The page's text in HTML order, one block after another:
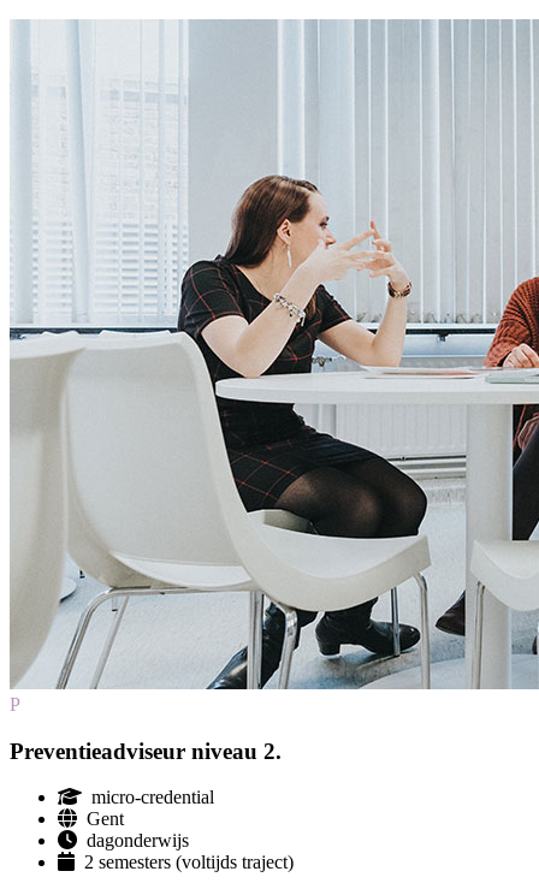
P
Preventieadviseur niveau 2.
micro-credential
Gent
dagonderwijs
2 semesters (voltijds traject)